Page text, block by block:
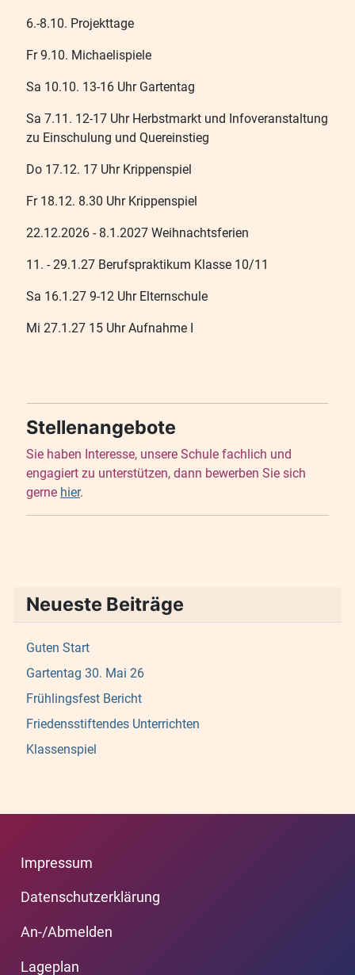
6.-8.10. Projekttage
Fr 9.10. Michaelispiele
Sa 10.10. 13-16 Uhr Gartentag
Sa 7.11. 12-17 Uhr Herbstmarkt und Infoveranstaltung
zu Einschulung und Quereinstieg
Do 17.12. 17 Uhr Krippenspiel
Fr 18.12. 8.30 Uhr Krippenspiel
22.12.2026 - 8.1.2027 Weihnachtsferien
11. - 29.1.27 Berufspraktikum Klasse 10/11
Sa 16.1.27 9-12 Uhr Elternschule
Mi 27.1.27 15 Uhr Aufnahme I
Stellenangebote
Sie haben Interesse, unsere Schule fachlich und
engagiert zu unterstützen, dann bewerben Sie sich
gerne hier.
Neueste Beiträge
Guten Start
Gartentag 30. Mai 26
Frühlingsfest Bericht
Friedensstiftendes Unterrichten
Klassenspiel
Impressum
Datenschutzerklärung
An-/Abmelden
Lageplan